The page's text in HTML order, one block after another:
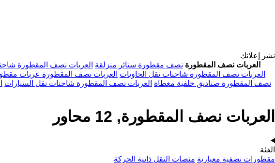
نشر إعلانك
العربات نصف المقطورة نصف مقطورة ستائر منزلقة العربات نصف المقطورة
العربات نصف المقطورة شاحنات نقل الحاويات العربات نصف المقطورة عربات
نصف المقطورة صناديق خلفية مغطاة العربات نصف المقطورة شاحنات نقل السيارات
العربات نصف المقطورة, 12 محاور
الفئة
مقطورات نصفية معيارية منصات النقل ذاتية الحركة